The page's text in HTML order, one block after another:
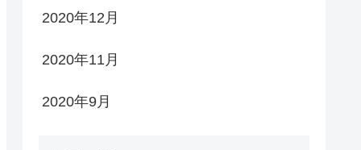
2020年12月
2020年11月
2020年9月